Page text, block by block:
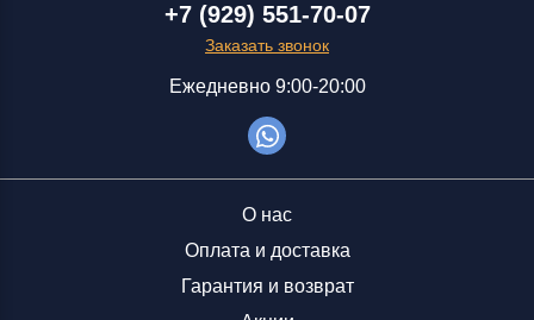
+7 (929) 551-70-07
Заказать звонок
Ежедневно 9:00-20:00
О нас
Оплата и доставка
Гарантия и возврат